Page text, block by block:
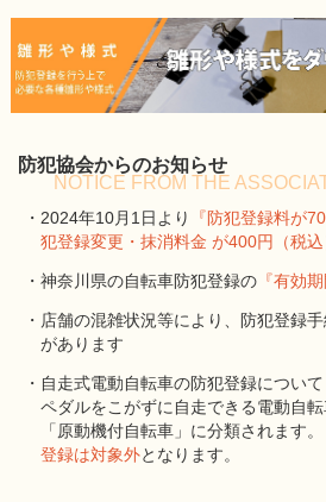
防犯協会からのお知らせ
NOTICE FROM THE
・2024年10月1日より
『防犯登録料が
犯登録変更・抹消料金 が400円（税込
・神奈川県の自転車防犯登録の 『有効
・店舗の混雑状況等により、防犯登録
があります
・自走式電動自転車の防犯登録について
ペダルをこがずに自走できる電動自転
「原動機付自転車」に分類されます。
登録は対象外となります。